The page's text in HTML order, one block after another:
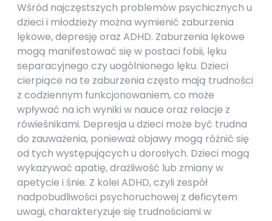
Wśród najczęstszych problemów psychicznych u
dzieci i młodzieży można wymienić zaburzenia
lękowe, depresję oraz ADHD. Zaburzenia lękowe
mogą manifestować się w postaci fobii, lęku
separacyjnego czy uogólnionego lęku. Dzieci
cierpiące na te zaburzenia często mają trudności
z codziennym funkcjonowaniem, co może
wpływać na ich wyniki w nauce oraz relacje z
rówieśnikami. Depresja u dzieci może być trudna
do zauważenia, ponieważ objawy mogą różnić się
od tych występujących u dorosłych. Dzieci mogą
wykazywać apatię, drażliwość lub zmiany w
apetycie i śnie. Z kolei ADHD, czyli zespół
nadpobudliwości psychoruchowej z deficytem
uwagi, charakteryzuje się trudnościami w